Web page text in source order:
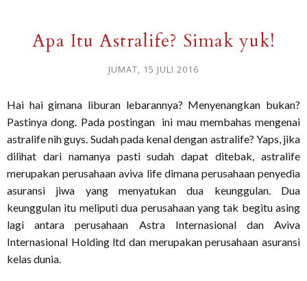
Apa Itu Astralife? Simak yuk!
JUMAT, 15 JULI 2016
Hai hai gimana liburan lebarannya? Menyenangkan bukan?
Pastinya dong. Pada postingan ini mau membahas mengenai
astralife nih guys. Sudah pada kenal dengan astralife? Yaps, jika
dilihat dari namanya pasti sudah dapat ditebak, astralife
merupakan perusahaan aviva life dimana perusahaan penyedia
asuransi jiwa yang menyatukan dua keunggulan. Dua
keunggulan itu meliputi dua perusahaan yang tak begitu asing
lagi antara perusahaan Astra Internasional dan Aviva
Internasional Holding ltd dan merupakan perusahaan asuransi
kelas dunia.